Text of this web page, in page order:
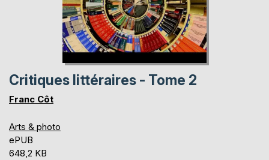
Critiques littéraires - Tome 2
Franc Côt
Arts & photo
ePUB
648,2 KB